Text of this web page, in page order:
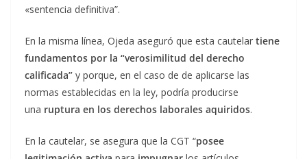
«sentencia definitiva”.
En la misma línea, Ojeda aseguró que esta cautelar tiene
fundamentos por la “verosimilitud del derecho
calificada” y porque, en el caso de de aplicarse las
normas establecidas en la ley, podría producirse
una ruptura en los derechos laborales aquiridos.
En la cautelar, se asegura que la CGT “posee